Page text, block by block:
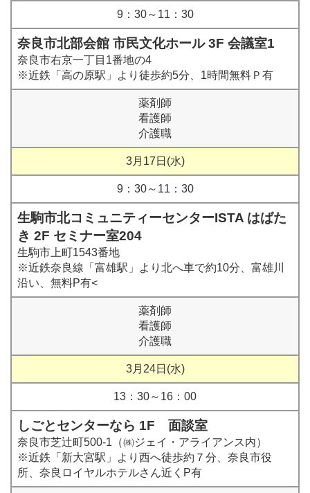
9：30～11：30
奈良市北部会館 市民文化ホール 3F 会議室1
奈良市右京一丁目1番地の4
※近鉄「高の原駅」より徒歩約5分、1時間無料Ｐ有
薬剤師
看護師
介護職
3月17日(水)
9：30～11：30
生駒市北コミュニティーセンターISTA はばた
き 2F セミナー室204
生駒市上町1543番地
※近鉄奈良線「富雄駅」より北へ車で約10分、富雄川
沿い、無料P有<
薬剤師
看護師
介護職
3月24日(水)
13：30～16：00
しごとセンターなら 1F 面談室
奈良市芝辻町500-1（㈱ジェイ・アライアンス内）
※近鉄「新大宮駅」より西へ徒歩約７分、奈良市役
所、奈良ロイヤルホテルさん近くP有